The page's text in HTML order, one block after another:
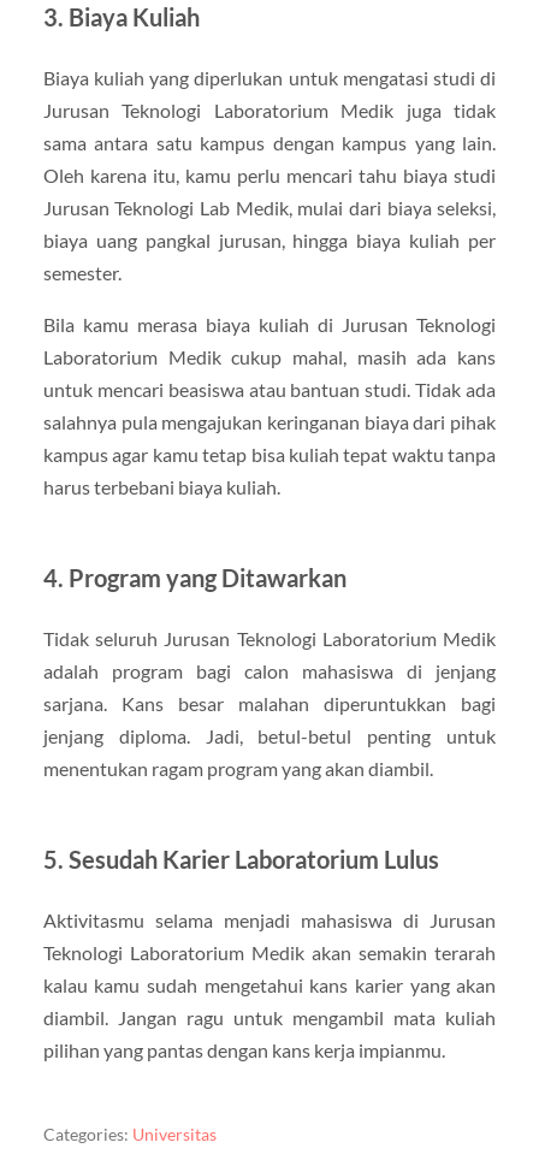
3. Biaya Kuliah
Biaya kuliah yang diperlukan untuk mengatasi studi di
Jurusan Teknologi Laboratorium Medik juga tidak
sama antara satu kampus dengan kampus yang lain.
Oleh karena itu, kamu perlu mencari tahu biaya studi
Jurusan Teknologi Lab Medik, mulai dari biaya seleksi,
biaya uang pangkal jurusan, hingga biaya kuliah per
semester.
Bila kamu merasa biaya kuliah di Jurusan Teknologi
Laboratorium Medik cukup mahal, masih ada kans
untuk mencari beasiswa atau bantuan studi. Tidak ada
salahnya pula mengajukan keringanan biaya dari pihak
kampus agar kamu tetap bisa kuliah tepat waktu tanpa
harus terbebani biaya kuliah.
4. Program yang Ditawarkan
Tidak seluruh Jurusan Teknologi Laboratorium Medik
adalah program bagi calon mahasiswa di jenjang
sarjana. Kans besar malahan diperuntukkan bagi
jenjang diploma. Jadi, betul-betul penting untuk
menentukan ragam program yang akan diambil.
5. Sesudah Karier Laboratorium Lulus
Aktivitasmu selama menjadi mahasiswa di Jurusan
Teknologi Laboratorium Medik akan semakin terarah
kalau kamu sudah mengetahui kans karier yang akan
diambil. Jangan ragu untuk mengambil mata kuliah
pilihan yang pantas dengan kans kerja impianmu.
Categories: Universitas